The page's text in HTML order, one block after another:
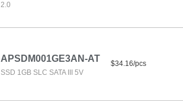
2.0
APSDM001GE3AN-AT
SSD 1GB SLC SATA III 5V
$34.16/pcs